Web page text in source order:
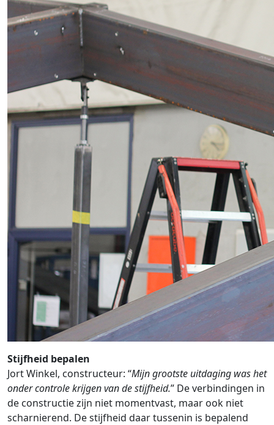
Stijfheid bepalen
Jort Winkel, constructeur: “Mijn grootste uitdaging was het
onder controle krijgen van de stijfheid.” De verbindingen in
de constructie zijn niet momentvast, maar ook niet
scharnierend. De stijfheid daar tussenin is bepalend